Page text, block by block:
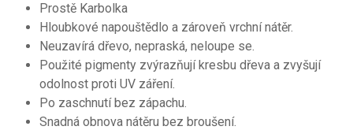
Prostě Karbolka
Hloubkové napouštědlo a zároveň vrchní nátěr.
Neuzavírá dřevo, nepraská, neloupe se.
Použité pigmenty zvýrazňují kresbu dřeva a zvyšují
odolnost proti UV záření.
Po zaschnutí bez zápachu.
Snadná obnova nátěru bez broušení.